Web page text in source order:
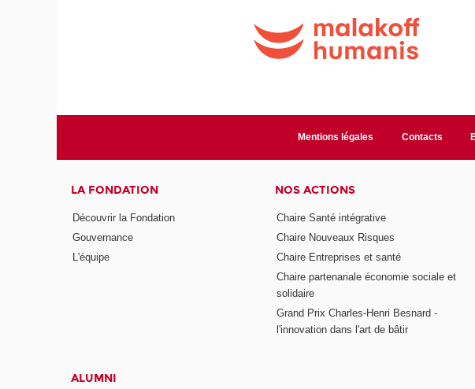
Mentions légales Contacts
LA FONDATION
Découvrir la Fondation
Gouvernance
L'équipe
NOS ACTIONS
Chaire Santé intégrative
Chaire Nouveaux Risques
Chaire Entreprises et santé
Chaire partenariale économie sociale et
solidaire
Grand Prix Charles-Henri Besnard -
l'innovation dans l'art de bâtir
ALUMNI